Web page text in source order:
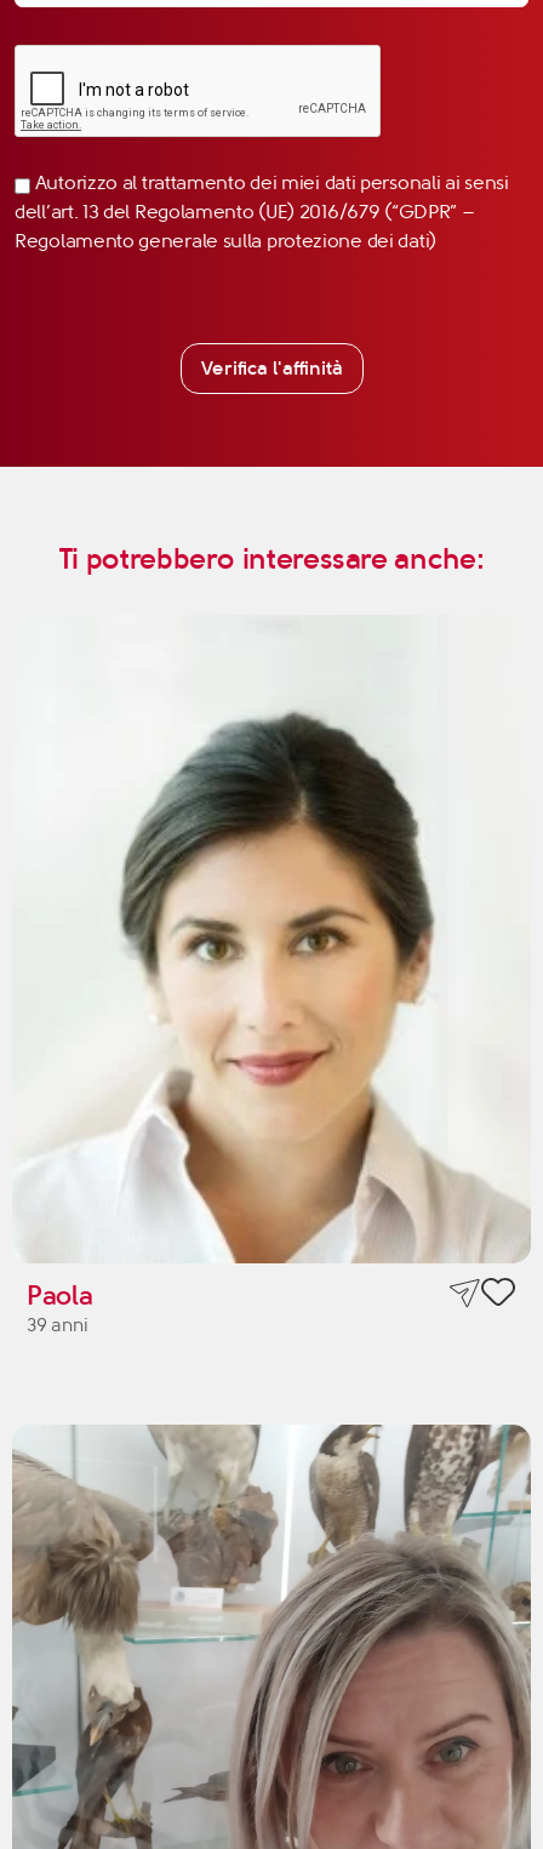
Autorizzo al trattamento dei miei dati personali ai sensi
dell’art. 13 del Regolamento (UE) 2016/679 (“GDPR” –
Regolamento generale sulla protezione dei dati)
Verifica l'affinità
Ti potrebbero interessare anche:
Paola
39 anni